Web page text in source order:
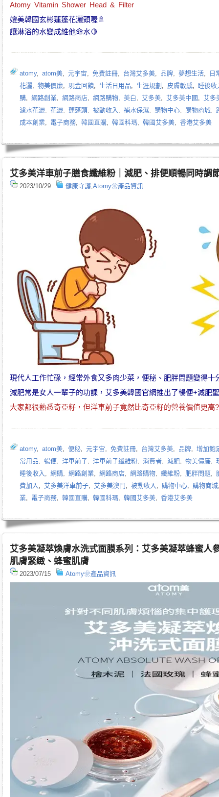
Atomy Vitamin Shower Head & Filter
媲美韓國玄彬蓮蓬花灑頭喔🚿
讓淋浴的水變成維他命水🍋
atomy, atom美, 元宇宙, 免費註冊, 台灣艾多美, 品牌, 夢想生活,
日
花灑, 物美價廉, 現金回饋, 生活日用品, 生涯規劃 , 皮膚敏感, 睡後收
購, 網路創業, 網路商店, 網路購物, 美白, 艾多美, 艾多美中國 , 艾多
濾水花灑, 花灑, 蓮蓬頭, 被動收入 , 補水保濕, 購物中心, 購物商城,
成本創業, 電子商務, 韓國直購, 韓國科瑪, 韓國艾多美, 香港艾多美
艾多美洋車前子膳食纖維粉｜減肥、排便順暢同時調
2023/10/29 健康守護,Atomy❀產品資訊
現代人工作忙碌，經常外食又多肉少菜，便秘、肥胖問題變得十
減肥常是女人一輩子的功課，艾多美韓國官網推出了暢便+減肥
大家都很熟悉奇亞籽 ，但洋車前子竟然比奇亞籽的營養價值更高
atomy, atom美, 便秘, 元宇宙, 免費註冊, 台灣艾多美, 品牌, 增加飽
常用品, 暢便, 洋車前子, 洋車前子纖維粉, 消費者, 減肥, 物美價廉,
睡後收入 , 網購, 網路創業, 網路商店, 網路購物, 纖維粉, 肥胖問題,
費加入 , 艾多美洋車前子, 艾多美澳門 , 被動收入 , 購物中心, 購物商城
業, 電子商務, 韓國直購, 韓國科瑪, 韓國艾多美, 香港艾多美
艾多美凝萃煥膚水洗式面膜系列：艾多美凝萃蜂蜜人
肌膚緊緻、蜂蜜肌膚
2023/07/15 Atomy❀產品資訊